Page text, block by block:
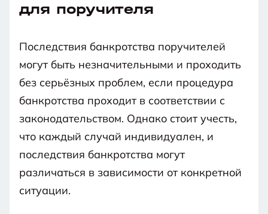
для поручителя
Последствия банкротства поручителей
могут быть незначительными и проходить
без серьёзных проблем, если процедура
банкротства проходит в соответствии с
законодательством. Однако стоит учесть,
что каждый случай индивидуален, и
последствия банкротства могут
различаться в зависимости от конкретной
ситуации.